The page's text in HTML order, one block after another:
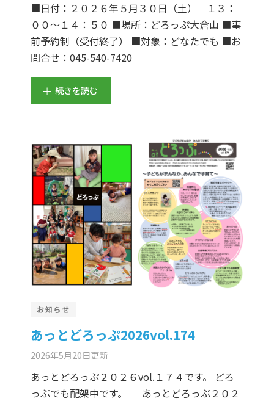
■日付：２０２６年５月３０日（土） １３：
００～１４：５０ ■場所：どろっぷ大倉山 ■事
前予約制（受付終了） ■対象：どなたでも ■お
問合せ：045-540-7420
続きを読む
お知らせ
あっとどろっぷ2026vol.174
2026年5月20日更新
あっとどろっぷ２０２６vol.１７４です。 どろ
っぷでも配架中です。 あっとどろっぷ２０２